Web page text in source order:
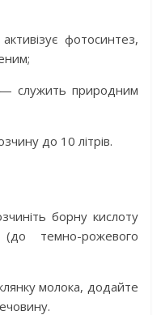
фотосинтез,
служить природним
до 10 літрів.
борну кислоту
темно-рожевого
молока, додайте